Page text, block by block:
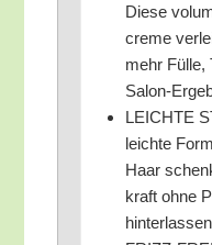
Die­se
creme
mehr Fül­le,
Salon-
LEICHTE
leich­te
Haar
kraft ohne
hinterlassen